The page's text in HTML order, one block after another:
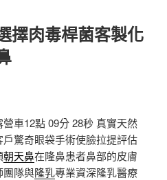
擇肉毒桿菌客製化
車12點 09分 28秒 真實天然
戶驚奇眼袋手術使臉拉提評估
朝天鼻在隆鼻患者鼻部的皮膚
團隊與隆乳專業資深隆乳醫療